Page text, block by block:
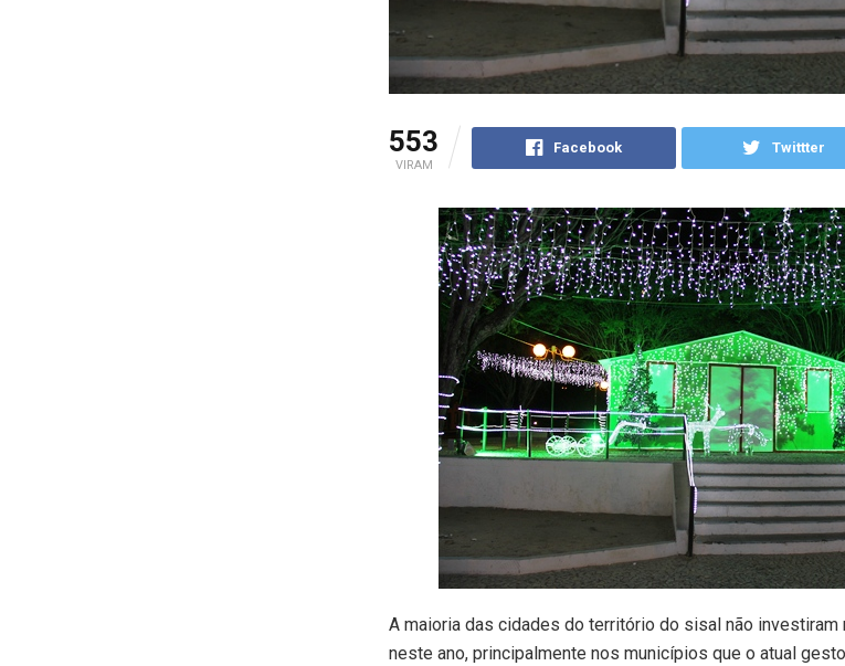
553
VIRAM
Facebook Twittter
A maioria das cidades do território do sisal não investiram
neste ano, principalmente nos municípios que o atual